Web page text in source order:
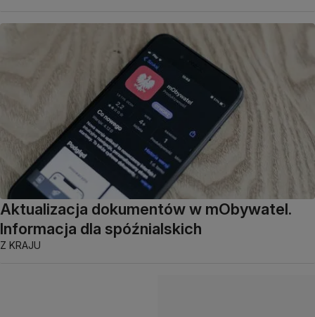
Aktualizacja dokumentów w mObywatel.
Informacja dla spóźnialskich
Z KRAJU